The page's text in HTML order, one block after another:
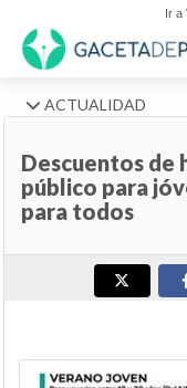
Ir a
ACTUALIDAD
Descuentos de
público para
para todos